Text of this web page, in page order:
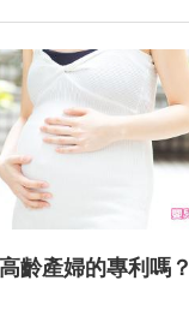
齡產婦的專利嗎？